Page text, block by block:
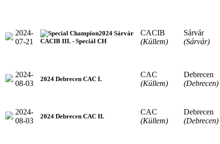
2024-
07-21
2024 Sárvár
CACIB III. - Speciál CH
CACIB
(Küllem)
Sárvár
(Sárvár)
2024-
08-03
2024 Debrecen CAC I.
CAC
(Küllem)
Debrecen
(Debrecen)
2024-
08-03
2024 Debrecen CAC II.
CAC
(Küllem)
Debrecen
(Debrecen)